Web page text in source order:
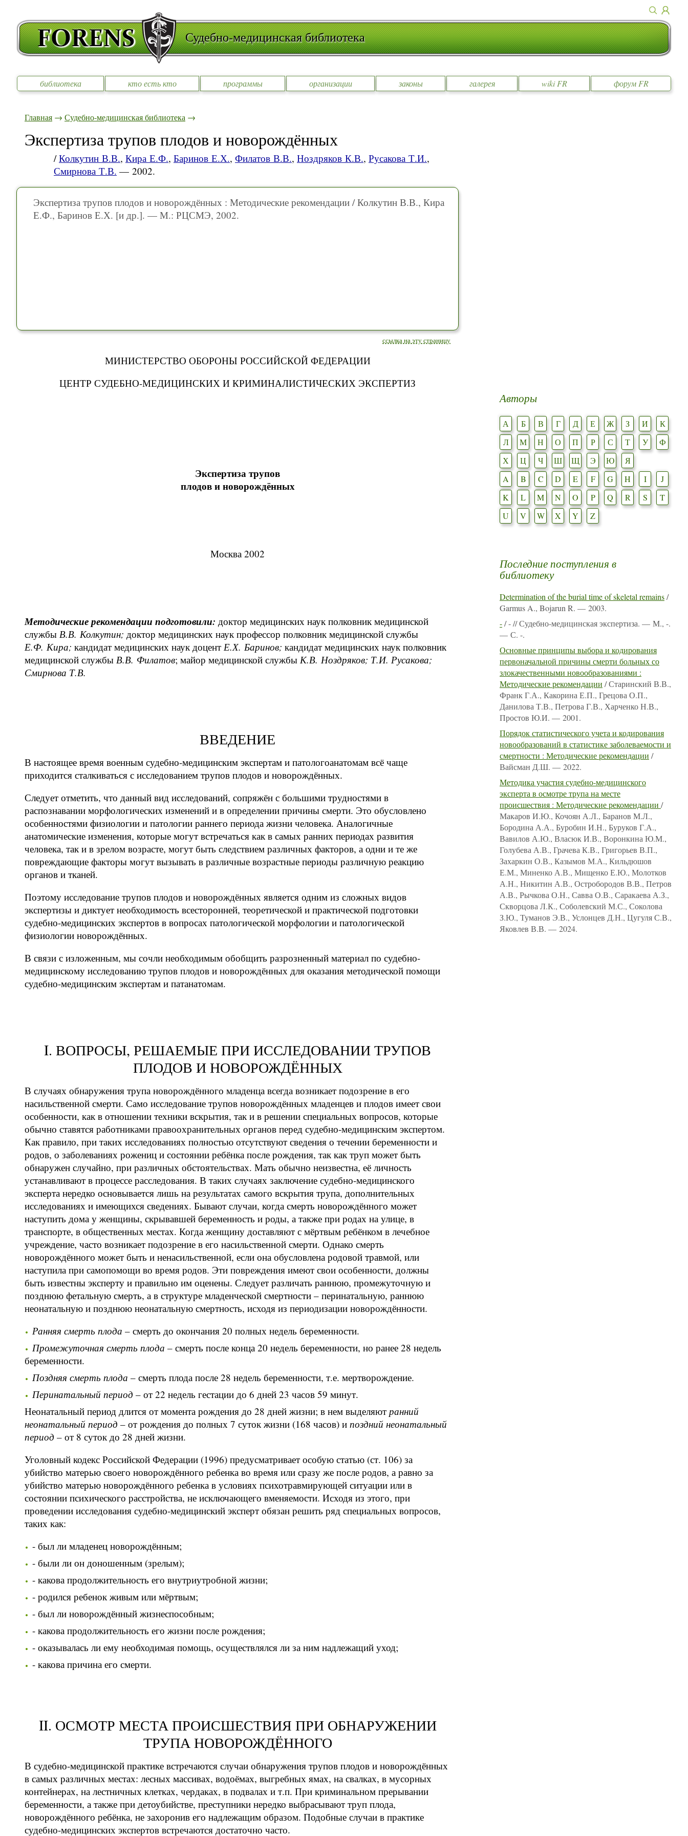
Судебно-медицинская библиотека
библиотека кто есть кто программы организации законы галерея wiki FR форум FR
Главная → Судебно-медицинская библиотека →
Экспертиза трупов плодов и новорождённых
/Колкутин В.В., Кира Е.Ф., Баринов Е.Х., Филатов В.В., Ноздряков К.В., Русакова Т.И.,
Смирнова Т.В. — 2002.
Экспертиза трупов плодов и новорождённых : Методические рекомендации / Колкутин В.В., Кира
Е.Ф., Баринов Е.Х. [и др.]. — М.: РЦСМЭ, 2002.
ссылка на эту страницу
МИНИСТЕРСТВО ОБОРОНЫ РОССИЙСКОЙ ФЕДЕРАЦИИ
ЦЕНТР СУДЕБНО-МЕДИЦИНСКИХ И КРИМИНАЛИСТИЧЕСКИХ ЭКСПЕРТИЗ
Экспертиза трупов
плодов и новорождённых
Москва 2002
Методические рекомендации подготовили: доктор медицинских наук полковник медицинской
службы В.В. Колкутин; доктор медицинских наук профессор полковник медицинской службы
Е.Ф. Кира; кандидат медицинских наук доцент Е.Х. Баринов; кандидат медицинских наук полковник
медицинской службы В.В. Филатов; майор медицинской службы К.В. Ноздряков; Т.И. Русакова;
Смирнова Т.В.
ВВЕДЕНИЕ
В настоящее время военным судебно-медицинским экспертам и патологоанатомам всё чаще
приходится сталкиваться с исследованием трупов плодов и новорождённых.
Следует отметить, что данный вид исследований, сопряжён с большими трудностями в
распознавании морфологических изменений и в определении причины смерти. Это обусловлено
особенностями физиологии и патологии раннего периода жизни человека. Аналогичные
анатомические изменения, которые могут встречаться как в самых ранних периодах развития
человека, так и в зрелом возрасте, могут быть следствием различных факторов, а одни и те же
повреждающие факторы могут вызывать в различные возрастные периоды различную реакцию
органов и тканей.
Поэтому исследование трупов плодов и новорождённых является одним из сложных видов
экспертизы и диктует необходимость всесторонней, теоретической и практической подготовки
судебно-медицинских экспертов в вопросах патологической морфологии и патологической
физиологии новорождённых.
В связи с изложенным, мы сочли необходимым обобщить разрозненный материал по судебно-
медицинскому исследованию трупов плодов и новорождённых для оказания методической помощи
судебно-медицинским экспертам и патанатомам.
I. ВОПРОСЫ, РЕШАЕМЫЕ ПРИ ИССЛЕДОВАНИИ ТРУПОВ
ПЛОДОВ И НОВОРОЖДЁННЫХ
В случаях обнаружения трупа новорождённого младенца всегда возникает подозрение в его
насильственной смерти. Само исследование трупов новорождённых младенцев и плодов имеет свои
особенности, как в отношении техники вскрытия, так и в решении специальных вопросов, которые
обычно ставятся работниками правоохранительных органов перед судебно-медицинским экспертом.
Как правило, при таких исследованиях полностью отсутствуют сведения о течении беременности и
родов, о заболеваниях рожениц и состоянии ребёнка после рождения, так как труп может быть
обнаружен случайно, при различных обстоятельствах. Мать обычно неизвестна, её личность
устанавливают в процессе расследования. В таких случаях заключение судебно-медицинского
эксперта нередко основывается лишь на результатах самого вскрытия трупа, дополнительных
исследованиях и имеющихся сведениях. Бывают случаи, когда смерть новорождённого может
наступить дома у женщины, скрывавшей беременность и роды, а также при родах на улице, в
транспорте, в общественных местах. Когда женщину доставляют с мёртвым ребёнком в лечебное
учреждение, часто возникает подозрение в его насильственной смерти. Однако смерть
новорождённого может быть и ненасильственной, если она обусловлена родовой травмой, или
наступила при самопомощи во время родов. Эти повреждения имеют свои особенности, должны
быть известны эксперту и правильно им оценены. Следует различать раннюю, промежуточную и
позднюю фетальную смерть, а в структуре младенческой смертности – перинатальную, раннюю
неонатальную и позднюю неонатальную смертность, исходя из периодизации новорождённости.
Ранняя смерть плода – смерть до окончания 20 полных недель беременности.
Промежуточная смерть плода – смерть после конца 20 недель беременности, но ранее 28 недель
беременности.
Поздняя смерть плода – смерть плода после 28 недель беременности, т.е. мертворождение.
Перинатальный период – от 22 недель гестации до 6 дней 23 часов 59 минут.
Неонатальный период длится от момента рождения до 28 дней жизни; в нем выделяют ранний
неонатальный период – от рождения до полных 7 суток жизни (168 часов) и поздний неонатальный
период – от 8 суток до 28 дней жизни.
Уголовный кодекс Российской Федерации (1996) предусматривает особую статью (ст. 106) за
убийство матерью своего новорождённого ребенка во время или сразу же после родов, а равно за
убийство матерью новорождённого ребенка в условиях психотравмирующей ситуации или в
состоянии психического расстройства, не исключающего вменяемости. Исходя из этого, при
проведении исследования судебно-медицинский эксперт обязан решить ряд специальных вопросов,
таких как:
- был ли младенец новорождённым;
- были ли он доношенным (зрелым);
- какова продолжительность его внутриутробной жизни;
- родился ребенок живым или мёртвым;
- был ли новорождённый жизнеспособным;
- какова продолжительность его жизни после рождения;
- оказывалась ли ему необходимая помощь, осуществлялся ли за ним надлежащий уход;
- какова причина его смерти.
II. ОСМОТР МЕСТА ПРОИСШЕСТВИЯ ПРИ ОБНАРУЖЕНИИ
ТРУПА НОВОРОЖДЁННОГО
В судебно-медицинской практике встречаются случаи обнаружения трупов плодов и новорождённых
в самых различных местах: лесных массивах, водоёмах, выгребных ямах, на свалках, в мусорных
контейнерах, на лестничных клетках, чердаках, в подвалах и т.п. При криминальном прерывании
беременности, а также при детоубийстве, преступники нередко выбрасывают труп плода,
новорождённого ребёнка, не захоронив его надлежащим образом. Подобные случаи в практике
судебно-медицинских экспертов встречаются достаточно часто.
Авторы
А Б В Г Д Е Ж З И
К
Л
М Н О П Р С Т У
Ф
Х
Ц Ч Ш Щ Э Ю
Я
A
B C D E F G H I
J
K
L M N O P Q R S
T
U
V W X Y Z
Последние поступления в
библиотеку
Determination of the burial time of skeletal remains/
Garmus A., Bojarun R. — 2003.
-/ - // Судебно-медицинская экспертиза. — М., -.
— С. -.
Основные принципы выбора и кодирования
первоначальной причины смерти больных со
злокачественными новообразованиями :
Методические рекомендации / Старинский В.В.,
Франк Г.А., Какорина Е.П., Грецова О.П.,
Данилова Т.В., Петрова Г.В., Харченко Н.В.,
Простов Ю.И. — 2001.
Порядок статистического учета и кодирования
новообразований в статистике заболеваемости и
смертности : Методические рекомендации /
Вайсман Д.Ш. — 2022.
Методика участия судебно-медицинского
эксперта в осмотре трупа на месте
происшествия : Методические рекомендации /
Макаров И.Ю., Кочоян А.Л., Баранов М.Л.,
Бородина А.А., Буробин И.Н., Буруков Г.А.,
Вавилов А.Ю., Власюк И.В., Воронкина Ю.М.,
Голубева А.В., Грачева К.В., Григорьев В.П.,
Захаркин О.В., Казымов М.А., Кильдюшов
Е.М., Миненко А.В., Мищенко Е.Ю., Молотков
А.Н., Никитин А.В., Остробородов В.В., Петров
А.В., Рычкова О.Н., Савва О.В., Саракаева А.З.,
Скворцова Л.К., Соболевский М.С., Соколова
З.Ю., Туманов Э.В., Услонцев Д.Н., Цугуля С.В.,
Яковлев В.В. — 2024.